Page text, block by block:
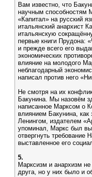
Вам известно, что
научным способностям
«Капитал» на русский
итальянский анархист
итальянскую
первые книги Прудона:
и прежде всего его
экономических
влияние на молодого
неблагодарный
написал против него
Не смотря на их
Бакунина. Мы назовём
написанное Марксом о
влиянием Бакунина,
Ленингом, издателем
упоминал, Маркс был
отвергнуть требование
выставленное его
5.
Марксизм и анархизм
друга, но у них было и